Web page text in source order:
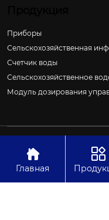
Приборы
Сельскохозяйственная
Счетчик воды
Сельскохозяйственное
Модуль дозирования

Главная
